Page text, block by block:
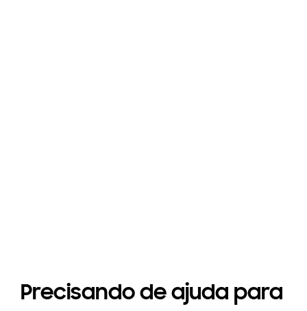
Precisando de ajuda para